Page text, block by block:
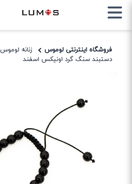
فروشگاه اینترنتی لوموس زنانه لوموس
دستبند سنگ گرد اونیکس اسفند